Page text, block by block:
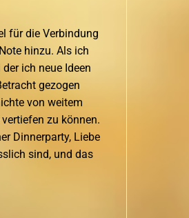
für die Verbindung
hinzu. Als ich
ich neue Ideen
gezogen
von weitem
zu können.
Dinnerparty, Liebe
sind, und das